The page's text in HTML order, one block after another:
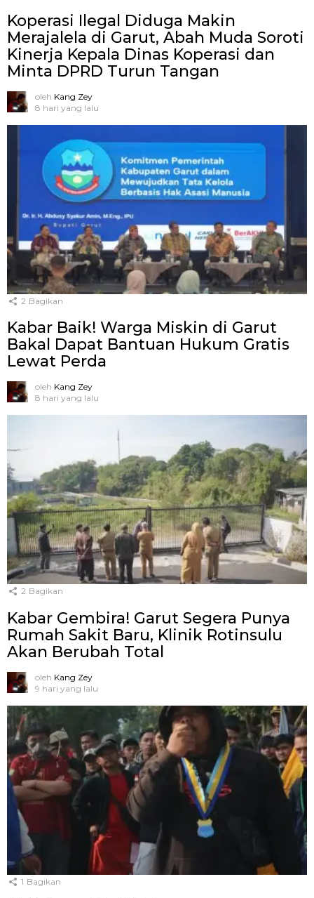
Koperasi Ilegal Diduga Makin
Merajalela di Garut, Abah Muda Soroti
Kinerja Kepala Dinas Koperasi dan
Minta DPRD Turun Tangan
oleh Kang Zey
8 hari yang lalu
2 Bagikan
Kabar Baik! Warga Miskin di Garut
Bakal Dapat Bantuan Hukum Gratis
Lewat Perda
oleh Kang Zey
8 hari yang lalu
2 Bagikan
Kabar Gembira! Garut Segera Punya
Rumah Sakit Baru, Klinik Rotinsulu
Akan Berubah Total
oleh Kang Zey
9 hari yang lalu
1 Bagikan